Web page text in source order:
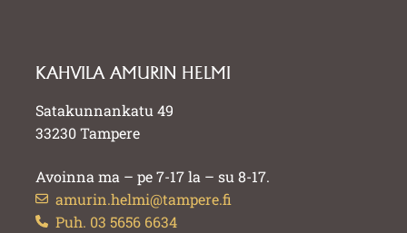
KAHVILA AMURIN HELMI
Satakunnankatu 49
33230 Tampere
Avoinna ma – pe 7-17 la – su 8-17.
amurin.helmi@tampere.fi
Puh. 03 5656 6634